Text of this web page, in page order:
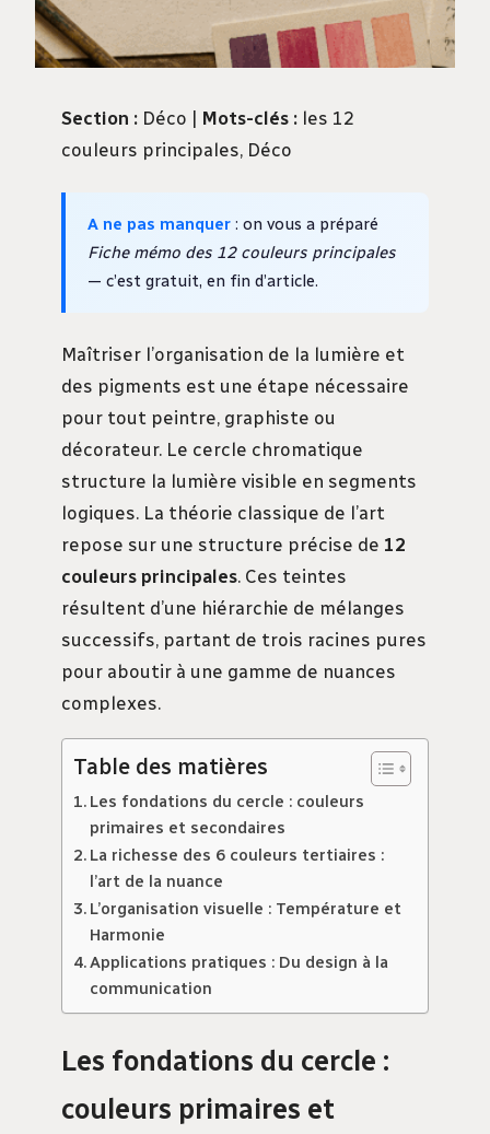
Section : Déco | Mots-clés : les 12
couleurs principales, Déco
A ne pas manquer : on vous a préparé
Fiche mémo des 12 couleurs principales
— c’est gratuit, en fin d’article.
Maîtriser l’organisation de la lumière et
des pigments est une étape nécessaire
pour tout peintre, graphiste ou
décorateur. Le cercle chromatique
structure la lumière visible en segments
logiques. La théorie classique de l’art
repose sur une structure précise de 12
couleurs principales. Ces teintes
résultent d’une hiérarchie de mélanges
successifs, partant de trois racines pures
pour aboutir à une gamme de nuances
complexes.
Table des matières
Les fondations du cercle : couleurs
primaires et secondaires
La richesse des 6 couleurs tertiaires :
l’art de la nuance
L’organisation visuelle : Température et
Harmonie
Applications pratiques : Du design à la
communication
Les fondations du cercle :
couleurs primaires et